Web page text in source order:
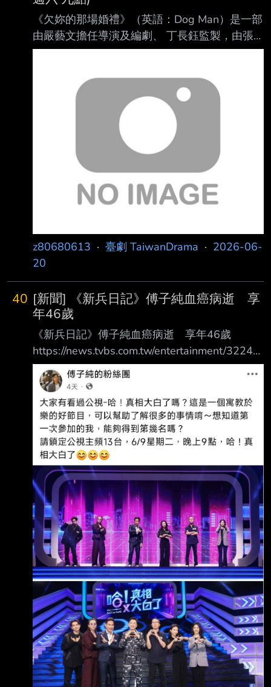
陳立璇跟周可傑的愛情故事？ 如果要講他們的
故事，結果高中階段直接全部用閃回 還是要說
的是周可傑曾經顛峰後失落主唱重新站起來？
忙補冰箱 終於認分去當演唱會樂手? 這樣的成長
幅度很考驗觀眾的耐心吧 簡單來說等
《欠妳的那場婚禮》（英語：Dog Man）是一部
由嚴藝文擔任導演及編劇、 丁長鈺監製，由張
孝全、蘇慧倫、朱軒洋、謝盈萱、姚淳耀、黃迪
劇。2026年6月20日於公視頻道和Netflix平台播
==================================
==================================
公視主頻：、2026年06月21日01：40 2026年
06月27日12：30 、2026年06月21日02：31
z80680613 · 臺劇 TaiwanDrama · 2026-06-
20
40 [新聞] 《新兵日記》傅子純血癌病逝 享
年46歲
《新兵日記》傅子純血癌病逝 享年46歲
https://news.tvbs.com.tw/entertainment/32243
78 本土劇小生傅子純演過多部八點檔，以《後
山日先照》、《新兵日記》走紅，在電影《血
觀音》難得獻出情慾演出。今（7）日傳出傅子
純病逝淡水馬偕醫院，享年46歲。 傅子純經紀
公司「鳳凰藝能」總經理趙善意受訪表示，傅子
純今在淡水家中失去心跳呼吸 ，當場送醫急
救，下午醫師宣布不治身亡，家屬悲痛萬分。據
悉傅子純前陣子經歷母親過 世，整個人有點消
瘦，但是並不知道自己生病，趙善意遺憾表示：
「